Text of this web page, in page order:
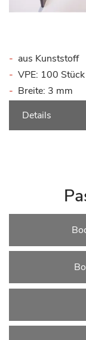
aus Kunststoff
VPE: 100 Stück
Breite: 3 mm
Details